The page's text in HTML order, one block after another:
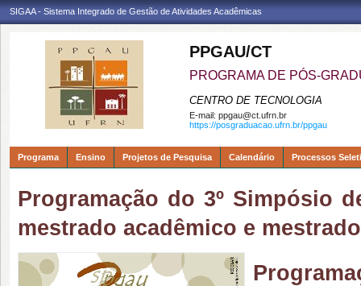
SIGAA - Sistema Integrado de Gestão de Atividades Acadêmicas
PPGAU/CT
PROGRAMA DE PÓS-
CENTRO DE TECNOLOGIA
E-mail: ppgau@ct.ufrn.br
https://posgraduacao.ufrn.br/ppgau
Programa Ensino Projetos de Pesquisa Calendário Processos
Programação do 3º Simpósio
mestrado acadêmico e